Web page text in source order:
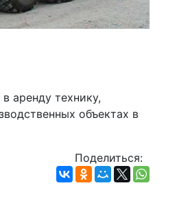
объектах в
Поделиться: